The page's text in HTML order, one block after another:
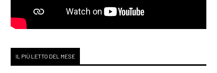
IL PIÙ LETTO DEL MESE